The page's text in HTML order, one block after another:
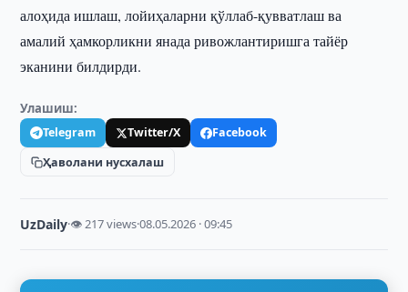
алоҳида ишлаш, лойиҳаларни қўллаб-қувватлаш ва
амалий ҳамкорликни янада ривожлантиришга тайёр
эканини билдирди.
Улашиш:
Telegram Twitter/X
Facebook
Ҳаволани нусхалаш
UzDaily·👁 217 views·08.05.2026 · 09:45